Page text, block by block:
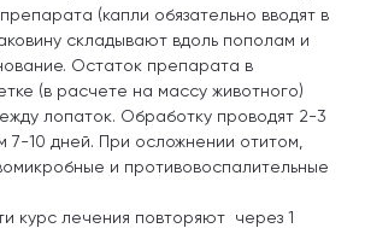
(капли обязательно вводят в
складывают вдоль пополам и
Остаток препарата в
(в расчете на массу животного)
лопаток. Обработку проводят 2-3
7-10 дней. При осложнении отитом,
и противовоспалительные
курс лечения повторяют через 1